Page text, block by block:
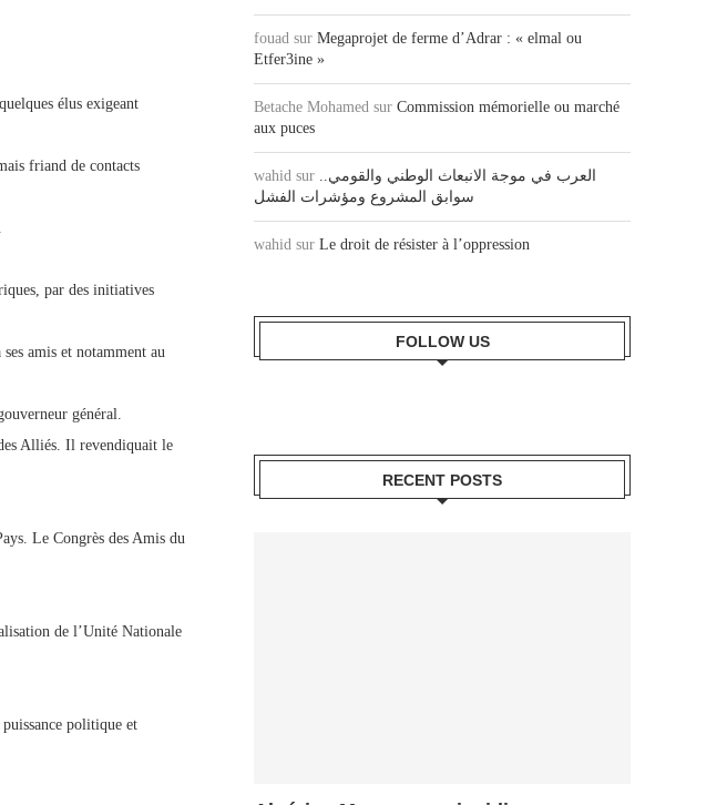
élus exigeant
friand de contacts
par des initiatives
amis et notamment au
général.
Alliés. Il revendiquait le
Le Congrès des Amis du
de l’Unité Nationale
politique et
fouad sur Megaprojet de ferme d’Adrar : « elmal ou
Etfer3ine »
Betache Mohamed sur Commission mémorielle ou marché
aux puces
wahid sur العرب في موجة الانبعاث الوطني والقومي..
سوابق المشروع ومؤشرات الفشل
wahid sur Le droit de résister à l’oppression
FOLLOW US
RECENT POSTS